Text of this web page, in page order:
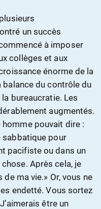
un succès
à imposer
collèges et aux
énorme de la
balance du contrôle du
bureaucratie. Les
augmentés.
homme pouvait dire :
sabbatique pour
pacifiste ou dans un
Après cela, je
ma vie.» Or, vous ne
endetté. Vous sortez
être un